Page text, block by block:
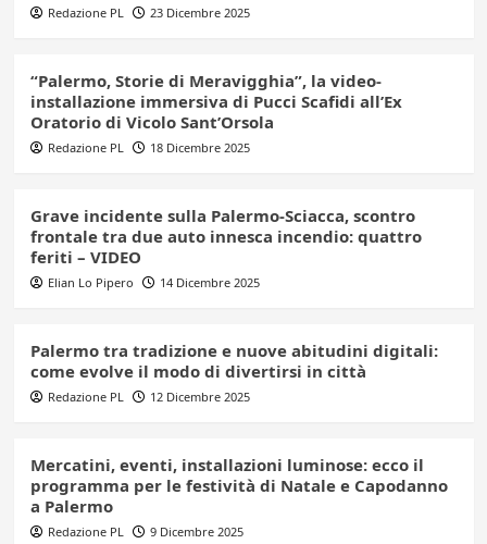
Redazione PL 23 Dicembre 2025
“Palermo, Storie di Meravigghia”, la video-
installazione immersiva di Pucci Scafidi all’Ex
Oratorio di Vicolo Sant’Orsola
Redazione PL 18 Dicembre 2025
Grave incidente sulla Palermo-Sciacca, scontro
frontale tra due auto innesca incendio: quattro
feriti – VIDEO
Elian Lo Pipero 14 Dicembre 2025
Palermo tra tradizione e nuove abitudini digitali:
come evolve il modo di divertirsi in città
Redazione PL 12 Dicembre 2025
Mercatini, eventi, installazioni luminose: ecco il
programma per le festività di Natale e Capodanno
a Palermo
Redazione PL 9 Dicembre 2025